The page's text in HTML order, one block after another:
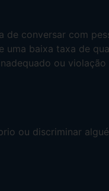
conversar com
uma baixa taxa de
ou
ou discriminar